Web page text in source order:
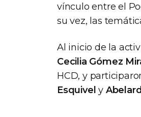
vínculo entre el
su vez, las
Al inicio de la
Cecilia Gómez
HCD, y
Esquivel y